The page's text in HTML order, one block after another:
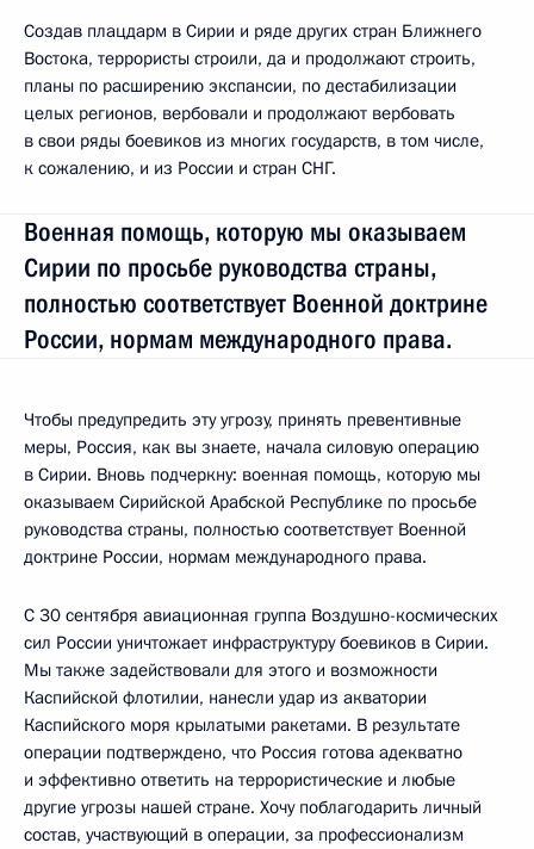
Создав плацдарм в Сирии и ряде других стран Ближнего
Востока, террористы строили, да и продолжают строить,
планы по расширению экспансии, по дестабилизации
целых регионов, вербовали и продолжают вербовать
в свои ряды боевиков из многих государств, в том числе,
к сожалению, и из России и стран СНГ.
Военная помощь, которую мы оказываем
Сирии по просьбе руководства страны,
полностью соответствует Военной доктрине
России, нормам международного права.
Чтобы предупредить эту угрозу, принять превентивные
меры, Россия, как вы знаете, начала силовую операцию
в Сирии. Вновь подчеркну: военная помощь, которую мы
оказываем Сирийской Арабской Республике по просьбе
руководства страны, полностью соответствует Военной
доктрине России, нормам международного права.
С 30 сентября авиационная группа Воздушно-космических
сил России уничтожает инфраструктуру боевиков в Сирии.
Мы также задействовали для этого и возможности
Каспийской флотилии, нанесли удар из акватории
Каспийского моря крылатыми ракетами. В результате
операции подтверждено, что Россия готова адекватно
и эффективно ответить на террористические и любые
другие угрозы нашей стране. Хочу поблагодарить личный
состав, участвующий в операции, за профессионализм